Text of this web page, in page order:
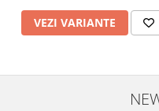
VEZI VARIANTE